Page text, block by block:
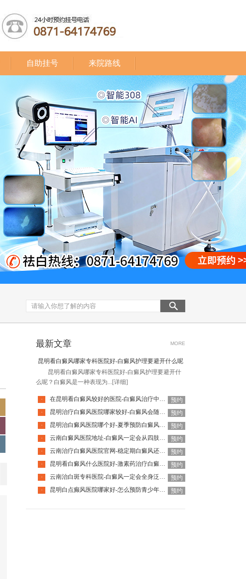
自助挂号 来院路线
最新文章 MORE
昆明看白癜风哪家专科医院好-白癜风护理要避开什么呢
昆明看白癜风哪家专科医院好-白癜风护理要避开什
么呢？白癜风是一种表现为... [详细]
· 在昆明看白癜风较好的医院-白癜风治疗中为何会越治越白
预约
·
昆明治疗白癜风医院哪家较好-白癜风会随着年纪增长加重吗
预约
·
昆明治白癜风医院哪个好-夏季预防白癜风要注意哪些事项
预约
·
云南白癜风医院地址-白癜风一定会从四肢开始发病吗
预约
·
云南治疗白癜风医院官网-稳定期白癜风还会突然扩散发展吗
预约
·
昆明看白癜风什么医院好-激素药治疗白癜风会有副作用吗
预约
·
云南治白斑专科医院-白癜风一定会全身泛发吗
预约
·
昆明白点癫风医院哪家好-怎么预防青少年患上白癜风 预约